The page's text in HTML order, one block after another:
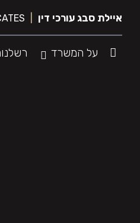
לתוכןאיילת סבג עורכי דין
על המשרד